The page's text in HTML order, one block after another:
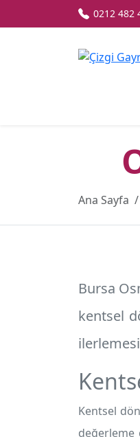
0212 482
Ana Sayfa
Bursa
kentsel
Kentsel
değerleme